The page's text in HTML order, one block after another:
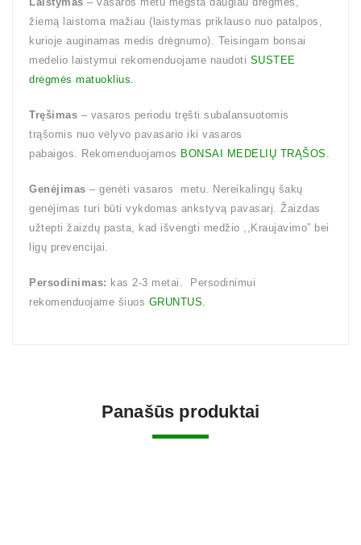
žiemą laistoma mažiau (laistymas priklauso nuo patalpos,
kurioje auginamas medis drėgnumo). Teisingam bonsai
medelio laistymui rekomenduojame naudoti SUSTEE
drėgmės matuoklius.
Tręšimas – vasaros periodu tręšti subalansuotomis
trąšomis nuo vėlyvo pavasario iki vasaros
pabaigos. Rekomenduojamos BONSAI MEDELIŲ TRĄŠOS.
Genėjimas – genėti vasaros metu. Nereikalingų šakų
genėjimas turi būti vykdomas ankstyvą pavasarį. Žaizdas
užtepti žaizdų pasta, kad išvengti medžio ,,Kraujavimo” bei
ligų prevencijai.
Persodinimas: kas 2-3 metai. Persodinimui
rekomenduojame šiuos GRUNTUS.
Panašūs produktai